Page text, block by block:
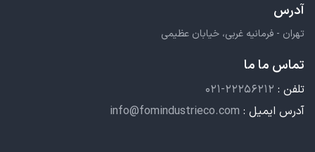
آدرس
تهران - فرمانیه غربی، خیابان عظیمی
تماس ما ما
تلفن : ۰۲۱-۲۲۲۵۶۲۱۲
آدرس ایمیل : info@fomindustrieco.com